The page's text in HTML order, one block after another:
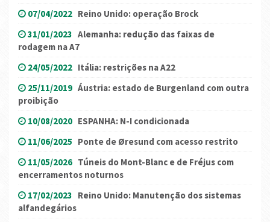
07/04/2022 Reino Unido: operação Brock
31/01/2023 Alemanha: redução das faixas de
rodagem na A7
24/05/2022 Itália: restrições na A22
25/11/2019 Áustria: estado de Burgenland com outra
proibição
10/08/2020 ESPANHA: N-I condicionada
11/06/2025 Ponte de Øresund com acesso restrito
11/05/2026 Túneis do Mont-Blanc e de Fréjus com
encerramentos noturnos
17/02/2023 Reino Unido: Manutenção dos sistemas
alfandegários